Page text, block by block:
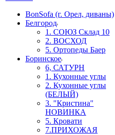
BonSofa (г. Орел, диваны)
Белгород
1. СОЮЗ Склад 10
2. ВОСХОД
5. Ортопеды Баер
Боринское
6, САТУРН
1. Кухонные углы
2. Кухонные углы
(БЕЛЫЙ)
3. "Кристина"
НОВИНКА
5. Кровати
7.ПРИХОЖАЯ